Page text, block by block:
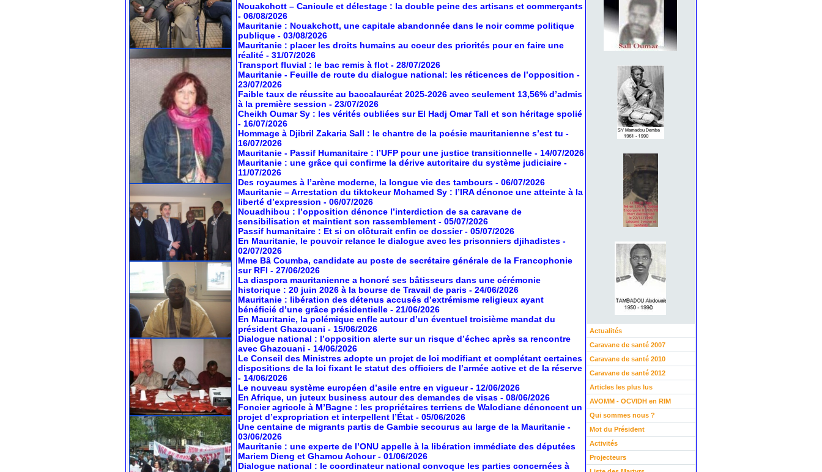
Nouakchott – Canicule et délestage : la double peine des artisans et commerçants
- 06/08/2026
Mauritanie : Nouakchott, une capitale abandonnée dans le noir comme politique
publique - 03/08/2026
Mauritanie : placer les droits humains au coeur des priorités pour en faire une
réalité - 31/07/2026
Transport fluvial : le bac remis à flot - 28/07/2026
Mauritanie - Feuille de route du dialogue national: les réticences de l’opposition -
23/07/2026
Faible taux de réussite au baccalauréat 2025-2026 avec seulement 13,56% d’admis
à la première session - 23/07/2026
Cheikh Oumar Sy : les vérités oubliées sur El Hadj Omar Tall et son héritage spolié
- 16/07/2026
Hommage à Djibril Zakaria Sall : le chantre de la poésie mauritanienne s’est tu -
16/07/2026
Mauritanie - Passif Humanitaire : l’UFP pour une justice transitionnelle - 14/07/2026
Mauritanie : une grâce qui confirme la dérive autoritaire du système judiciaire -
11/07/2026
Des royaumes à l’arène moderne, la longue vie des tambours - 06/07/2026
Mauritanie – Arrestation du tiktokeur Mohamed Sy : l’IRA dénonce une atteinte à la
liberté d’expression - 06/07/2026
Nouadhibou : l’opposition dénonce l’interdiction de sa caravane de
sensibilisation et maintient son rassemblement - 05/07/2026
Passif humanitaire : Et si on clôturait enfin ce dossier - 05/07/2026
En Mauritanie, le pouvoir relance le dialogue avec les prisonniers djihadistes -
02/07/2026
Mme Bâ Coumba, candidate au poste de secrétaire générale de la Francophonie
sur RFI - 27/06/2026
La diaspora mauritanienne a honoré ses bâtisseurs dans une cérémonie
historique : 20 juin 2026 à la bourse de Travail de paris - 24/06/2026
Mauritanie : libération des détenus accusés d’extrémisme religieux ayant
bénéficié d’une grâce présidentielle - 21/06/2026
En Mauritanie, la polémique enfle autour d’un éventuel troisième mandat du
président Ghazouani - 15/06/2026
Dialogue national : l’opposition alerte sur un risque d’échec après sa rencontre
avec Ghazouani - 14/06/2026
Le Conseil des Ministres adopte un projet de loi modifiant et complétant certaines
dispositions de la loi fixant le statut des officiers de l’armée active et de la réserve
- 14/06/2026
Le nouveau système européen d’asile entre en vigueur - 12/06/2026
En Afrique, un juteux business autour des demandes de visas - 08/06/2026
Foncier agricole à M’Bagne : les propriétaires terriens de Walodiane dénoncent un
projet d’expropriation et interpellent l’État - 05/06/2026
Une centaine de migrants partis de Gambie secourus au large de la Mauritanie -
03/06/2026
Mauritanie : une experte de l’ONU appelle à la libération immédiate des députées
Mariem Dieng et Ghamou Achour - 01/06/2026
Dialogue national : le coordinateur national convoque les parties concernées à
Actualités
Caravane de santé 2007
Caravane de santé 2010
Caravane de santé 2012
Articles les plus lus
AVOMM - OCVIDH en RIM
Qui sommes nous ?
Mot du Président
Activités
Projecteurs